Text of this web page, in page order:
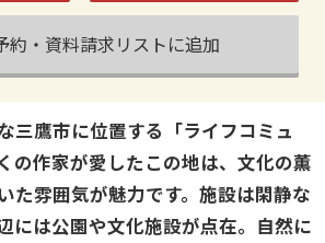
約・資料請求リストに追加
三鷹市に位置する「ライフコミュ
の作家が愛したこの地は、文化の薫
た雰囲気が魅力です。施設は閑静な
には公園や文化施設が点在。自然に